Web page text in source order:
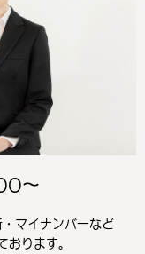
～
マイナンバーなど
おります。